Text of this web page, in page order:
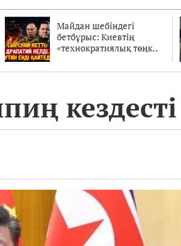
Майдан шебіндегі
бетбұрыс: Киевтің
«технократиялық төңк..
кездесті